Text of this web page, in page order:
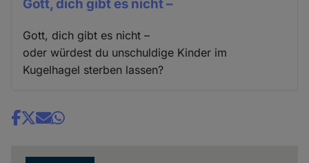
Gott, dich gibt es nicht –
Gott, dich gibt es nicht –
oder würdest du unschuldige Kinder im
Kugelhagel sterben lassen?
Share